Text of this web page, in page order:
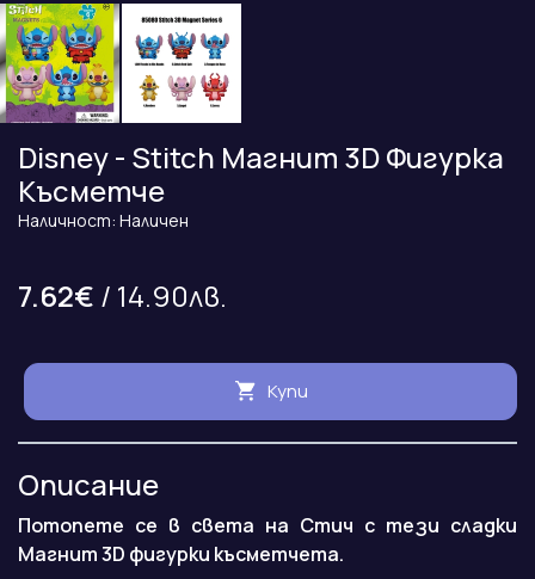
Disney - Stitch Магнит 3D Фигурка
Късметче
Наличност: Наличен
7.62€ / 14.90лв.
Купи
Описание
Потопете се в света на Стич с тези сладки
Магнит 3D фигурки късметчета.